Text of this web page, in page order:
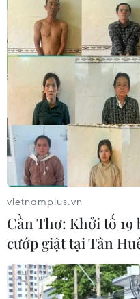
vietnamplus.vn
Cần Thơ: Khởi tố
cướp giật tại Tân